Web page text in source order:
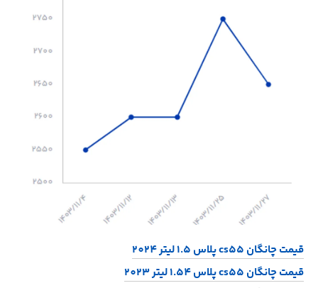
قیمت چانگان cs55 پلاس 1.5 لیتر 2024
قیمت چانگان cs55 پلاس 1.54 لیتر 2023